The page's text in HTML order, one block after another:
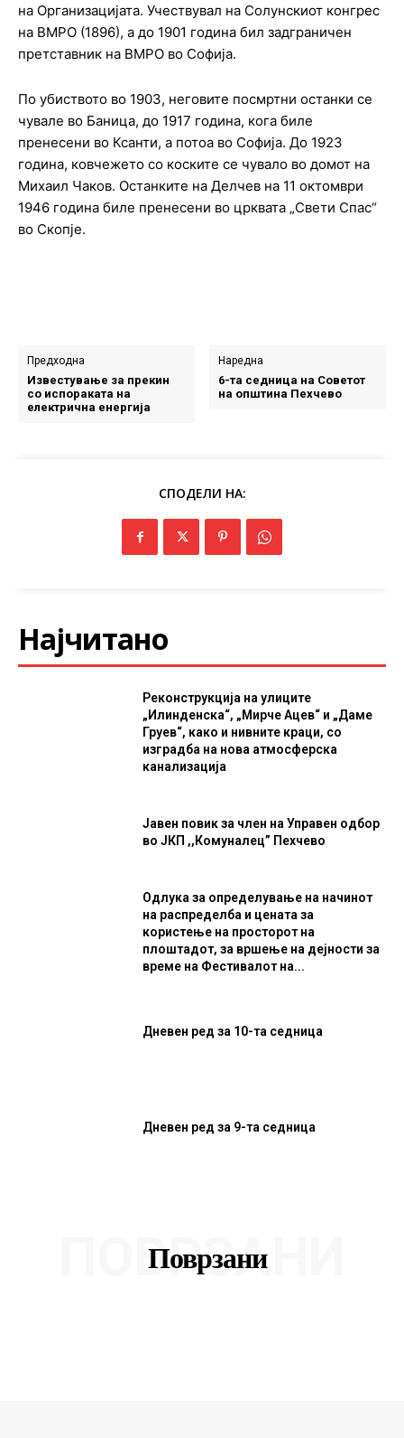
на Организацијата. Учествувал на Солунскиот конгрес
на ВМРО (1896), а до 1901 година бил задграничен
претставник на ВМРО во Софија.
По убиството во 1903, неговите посмртни останки се
чувале во Баница, до 1917 година, кога биле
пренесени во Ксанти, а потоа во Софија. До 1923
година, ковчежето со коските се чувало во домот на
Михаил Чаков. Останките на Делчев на 11 октомври
1946 година биле пренесени во црквата „Свети Спас“
во Скопје.
Предходна
Известување за прекин
со испораката на
електрична енергија
Наредна
6-та седница на Советот
на општина Пехчево
СПОДЕЛИ НА:
Најчитано
Реконструкција на улиците
„Илинденска“, „Мирче Ацев“ и „Даме
Груев“, како и нивните краци, со
изградба на нова атмосферска
канализација
Јавен повик за член на Управен одбор
во ЈКП ,,Комуналец” Пехчево
Одлука за определување на начинот
на распределба и цената за
користење на просторот на
плоштадот, за вршење на дејности за
време на Фестивалот на...
Дневен ред за 10-та седница
Дневен ред за 9-та седница
Поврзани
ПОВРЗАНИ